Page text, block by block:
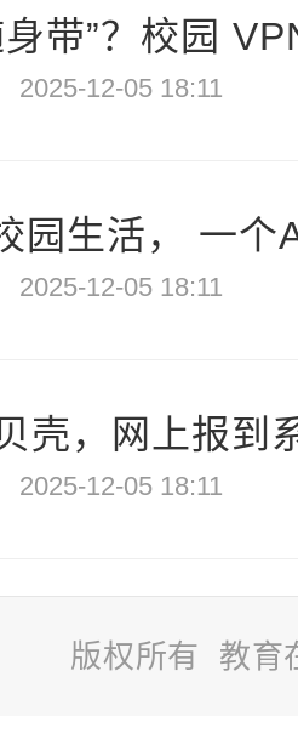
带”？校园
2025-12-05 18:11
园生活， 一个
2025-12-05 18:11
壳，网上报到
2025-12-05 18:11
版权所有 教育